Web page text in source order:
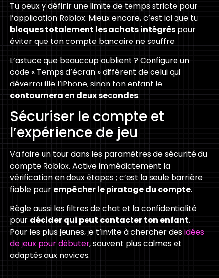
Tu peux y définir une limite de temps stricte pour
l’application Roblox. Mieux encore, c’est ici que tu
bloques totalement les achats intégrés pour
éviter que ton compte bancaire ne souffre.
L’astuce que beaucoup oublient ? Configure un
code « Temps d’écran » différent de celui qui
déverrouille l’iPhone, sinon ton enfant le
contournera en deux secondes.
Sécuriser le compte et
l’expérience de jeu
Va faire un tour dans les paramètres de sécurité du
compte Roblox. Active immédiatement la
vérification en deux étapes ; c’est la seule barrière
fiable pourempêcher le piratage du compte.
Règle aussi les filtres de chat et la confidentialité
pour décider qui peut contacter ton enfant.
Pour les plus jeunes, je t’invite à chercher desidées
de jeux pour débuter, souvent plus calmes et
adaptés aux novices.